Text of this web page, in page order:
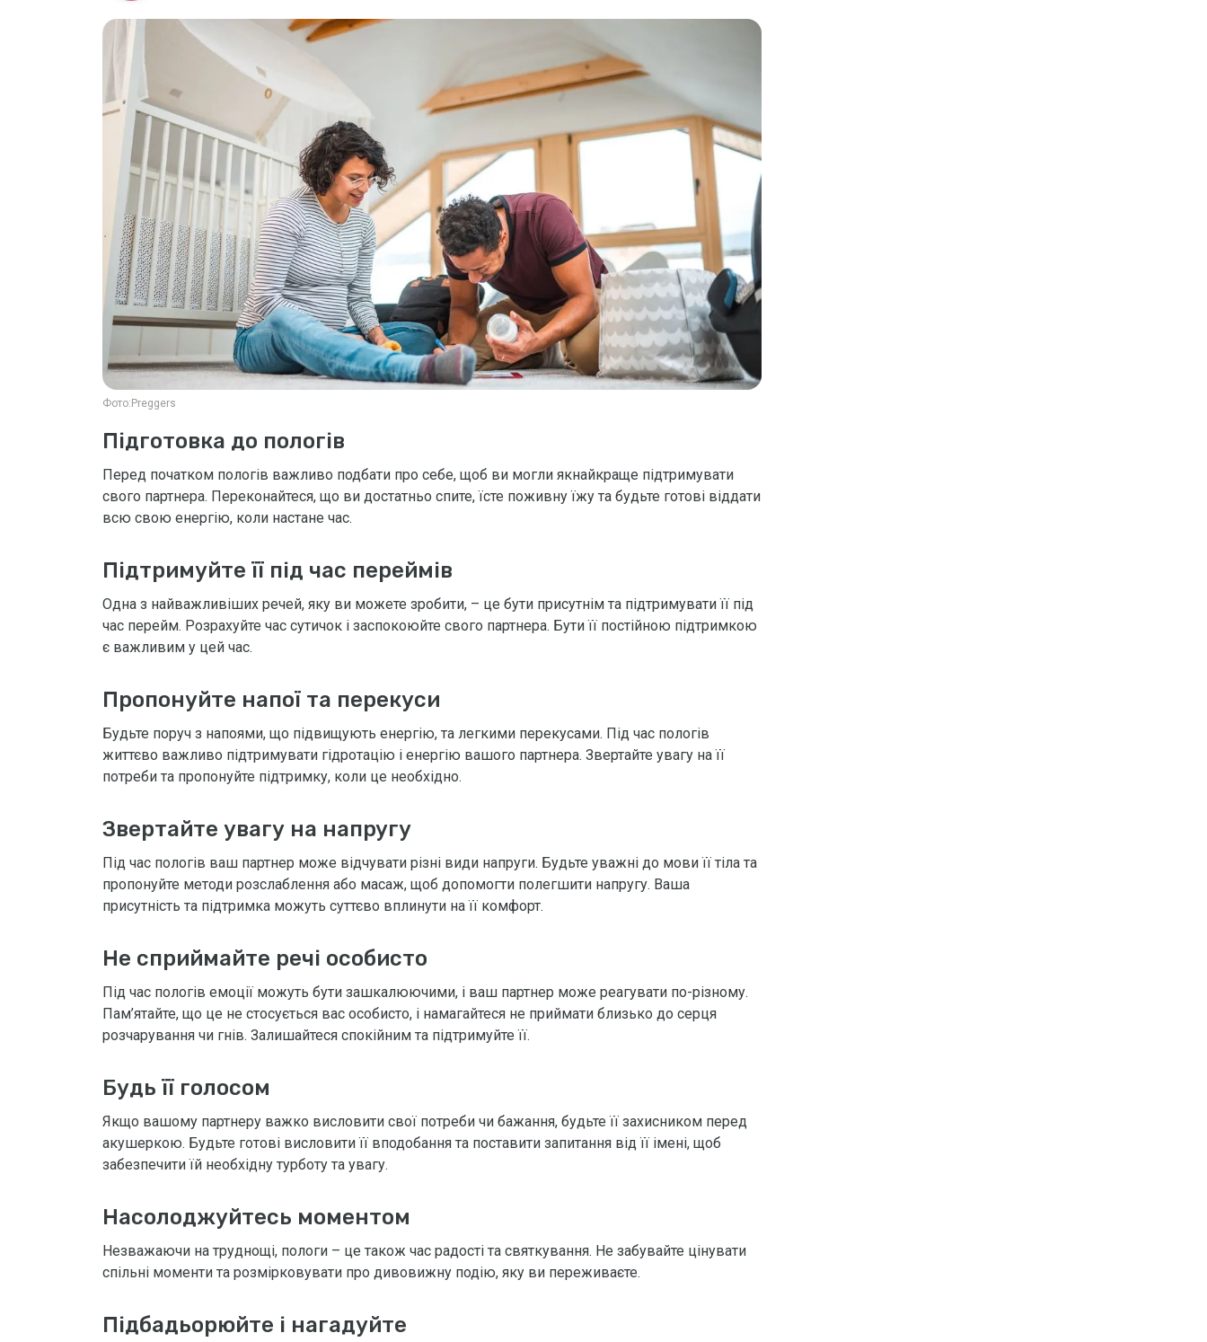
Фото:Preggers
Підготовка до пологів
Перед початком пологів важливо подбати про себе, щоб ви могли якнайкраще підтримувати
свого партнера. Переконайтеся, що ви достатньо спите, їсте поживну їжу та будьте готові віддати
всю свою енергію, коли настане час.
Підтримуйте її під час переймів
Одна з найважливіших речей, яку ви можете зробити, – це бути присутнім та підтримувати її під
час перейм. Розрахуйте час сутичок і заспокоюйте свого партнера. Бути її постійною підтримкою
є важливим у цей час.
Пропонуйте напої та перекуси
Будьте поруч з напоями, що підвищують енергію, та легкими перекусами. Під час пологів
життєво важливо підтримувати гідротацію і енергію вашого партнера. Звертайте увагу на її
потреби та пропонуйте підтримку, коли це необхідно.
Звертайте увагу на напругу
Під час пологів ваш партнер може відчувати різні види напруги. Будьте уважні до мови її тіла та
пропонуйте методи розслаблення або масаж, щоб допомогти полегшити напругу. Ваша
присутність та підтримка можуть суттєво вплинути на її комфорт.
Не сприймайте речі особисто
Під час пологів емоції можуть бути зашкалюючими, і ваш партнер може реагувати по-різному.
Пам’ятайте, що це не стосується вас особисто, і намагайтеся не приймати близько до серця
розчарування чи гнів. Залишайтеся спокійним та підтримуйте її.
Будь її голосом
Якщо вашому партнеру важко висловити свої потреби чи бажання, будьте її захисником перед
акушеркою. Будьте готові висловити її вподобання та поставити запитання від її імені, щоб
забезпечити їй необхідну турботу та увагу.
Насолоджуйтесь моментом
Незважаючи на труднощі, пологи – це також час радості та святкування. Не забувайте цінувати
спільні моменти та розмірковувати про дивовижну подію, яку ви переживаєте.
Підбадьорюйте і нагадуйте